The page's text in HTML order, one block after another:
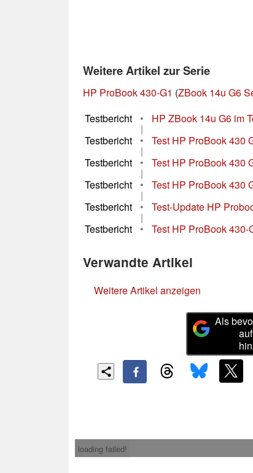
Weitere Artikel zur Serie
HP ProBook 430-G1 (ZBook 14u G6
Testbericht
• HP ZBook 14u G6 im
|
Testbericht
• Test HP ProBook 430
|
Testbericht
• Test HP ProBook 430
|
Testbericht
• Test HP ProBook 430
|
Testbericht
• Test-Update HP
|
Testbericht
• Test HP ProBook 430-
Verwandte Artikel
Weitere Artikel anzeigen
Als
loading failed!